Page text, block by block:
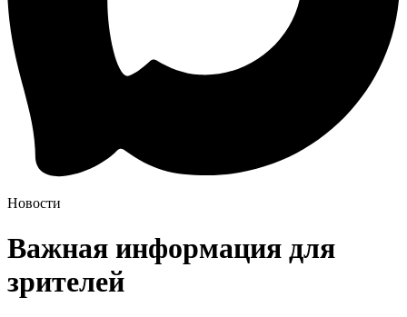
Новости
Важная информация для
зрителей